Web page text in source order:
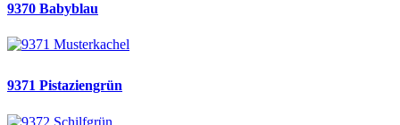
9370 Babyblau
9371 Pistaziengrün